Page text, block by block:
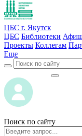
ЦБС г. Якутск
ЦБС Библиотеки
Проекты Коллегам
Еще
Поиск по сайту